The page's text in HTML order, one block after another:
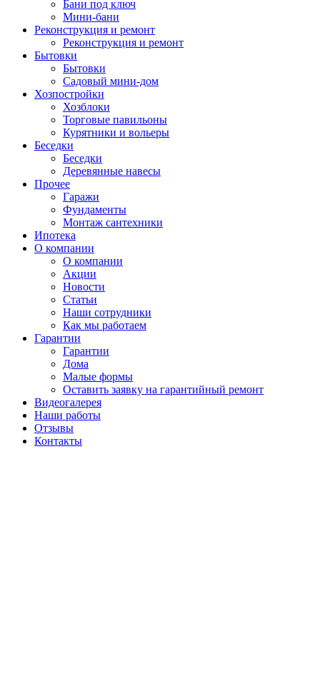
Бани под ключ
Мини-бани
Реконструкция и ремонт
Реконструкция и ремонт
Бытовки
Бытовки
Садовый мини-дом
Хозпостройки
Хозблоки
Торговые павильоны
Курятники и вольеры
Беседки
Беседки
Деревянные навесы
Прочее
Гаражи
Фундаменты
Монтаж сантехники
Ипотека
О компании
О компании
Акции
Новости
Статьи
Наши сотрудники
Как мы работаем
Гарантии
Гарантии
Дома
Малые формы
Оставить заявку на гарантийный ремонт
Видеогалерея
Наши работы
Отзывы
Контакты